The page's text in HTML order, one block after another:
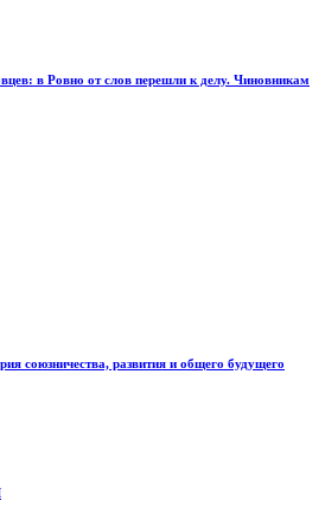
в Ровно от слов перешли к делу. Чиновникам
союзничества, развития и общего будущего